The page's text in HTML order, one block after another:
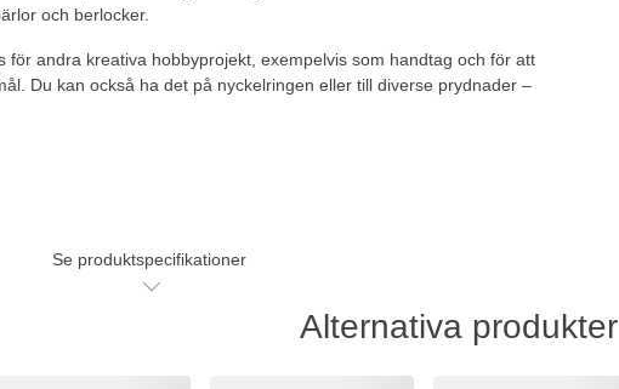
och berlocker.
för andra kreativa hobbyprojekt, exempelvis som handtag och för att
Du kan också ha det på nyckelringen eller till diverse prydnader –
Se produktspecifikationer
Alternativa produkter